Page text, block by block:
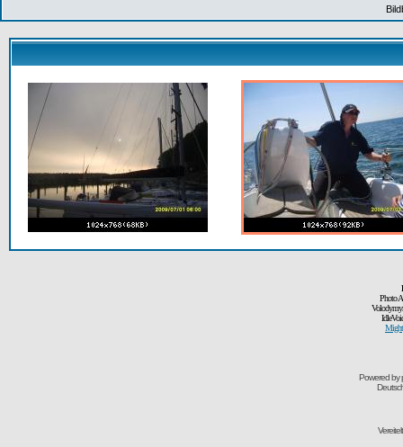
Photo
Powered by